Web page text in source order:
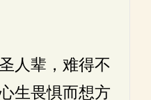
人辈，难得不
生畏惧而想方